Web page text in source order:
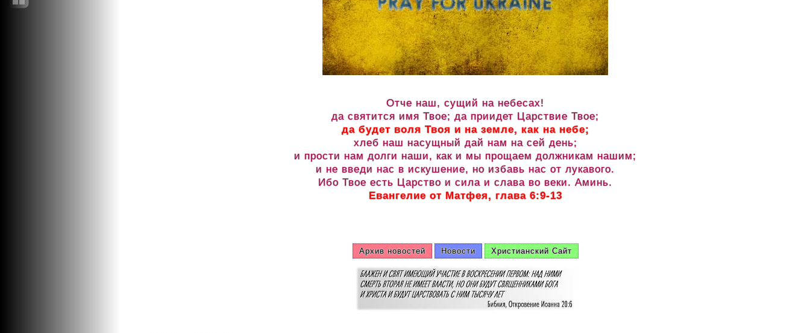
Отче наш, сущий на небесах!
да святится имя Твое; да приидет Царствие Твое;
да будет воля Твоя и на земле, как на небе;
хлеб наш насущный дай нам на сей день;
и прости нам долги наши, как и мы прощаем должникам нашим;
и не введи нас в искушение, но избавь нас от лукавого.
Ибо Твое есть Царство и сила и слава во веки. Аминь.
Евангелие от Матфея, глава 6:9-13
Архив новостей Новости Христианский Сайт